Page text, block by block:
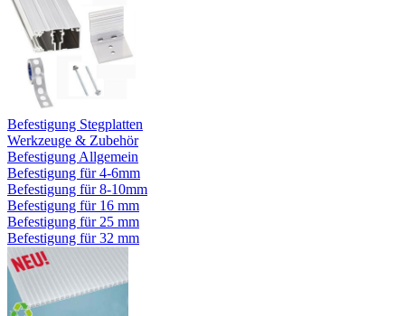
Befestigung Stegplatten
Werkzeuge & Zubehör
Befestigung Allgemein
Befestigung für 4-6mm
Befestigung für 8-10mm
Befestigung für 16 mm
Befestigung für 25 mm
Befestigung für 32 mm